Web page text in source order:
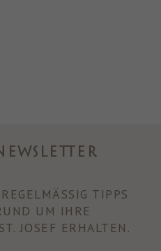
TIPPS U
UM IHRE
JOSEF ERHALTEN.